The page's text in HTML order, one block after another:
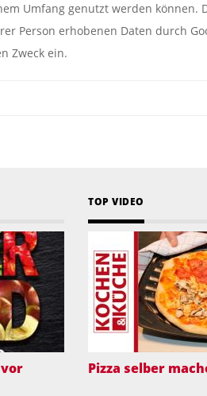
Umfang genutzt werden können.
Person erhobenen Daten durch
Zweck ein.
TOP VIDEO
Pizza selber